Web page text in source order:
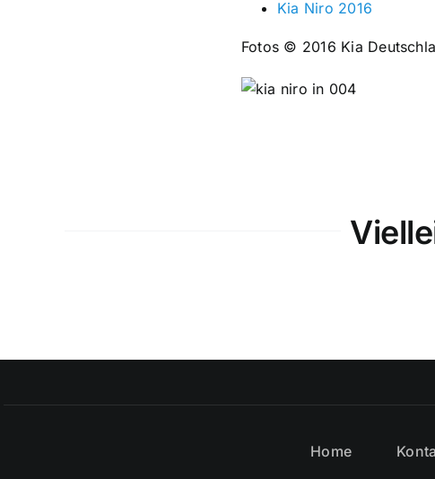
Kia Niro 2016
Fotos © 2016 Kia
Home